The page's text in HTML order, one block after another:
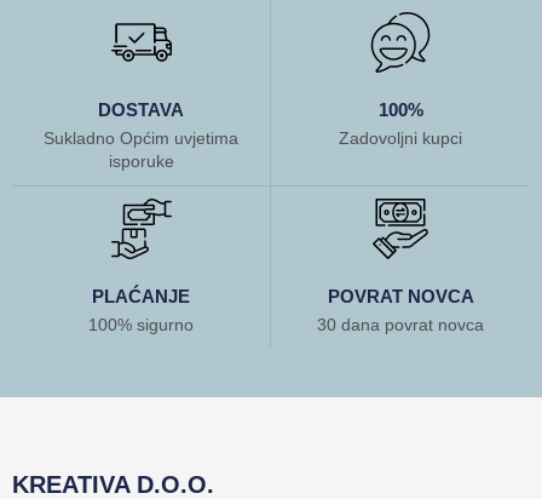
DOSTAVA
Sukladno Općim uvjetima
isporuke
100%
Zadovoljni kupci
PLAĆANJE
100% sigurno
POVRAT NOVCA
30 dana povrat novca
KREATIVA D.O.O.